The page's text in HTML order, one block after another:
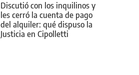
Discutió con los inquilinos y
les cerró la cuenta de pago
del alquiler: qué dispuso la
Justicia en Cipolletti